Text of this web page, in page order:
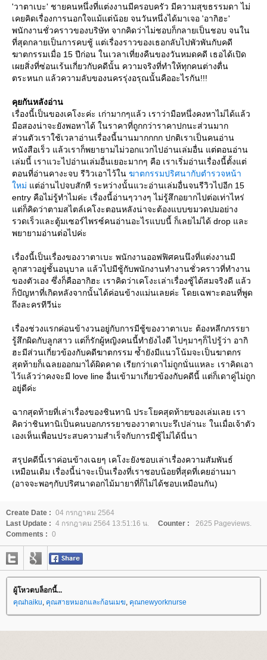
'วาตาเบะ' ชายคนหนึ่งที่แต่งงานมีครอบครัว มีความสุขธรรมดา ไม่
เคยคิดเรื่องการนอกใจแม้แต่น้อย จนวันหนึ่งได้มาเจอ 'อากิฮะ'
พนักงานชั่วคราวของบริษัท จากคิดว่าไม่ชอบก็กลายเป็นชอบ จนใน
ที่สุดกลายเป็นการคบชู้ แต่เรื่องราวของเธอกลับไปพัวพันกับคดี
ฆาตกรรมเมื่อ 15 ปีก่อน ในเวลาเที่ยงคืนของวันหมดคดี เธอได้เปิด
เผยสิ่งที่ซ่อนเร้นเกี่ยวกับคดีนั้น ความจริงที่ทำให้ทุกคนต่างตื่น
ตระหนก แล้วความลับของนครรุ่งอรุณนั้นคืออะไรกัน!!!
คุยกันหลังอ่าน
เรื่องนี้เป็นของเคโงะค่ะ เก่ามากๆแล้ว เราว่ามือหนึ่งคงหาไม่ได้แล้ว
มือสองน่าจะยังพอหาได้ ในราคาที่ถูกกว่าราคาปกนะส่วนมาก
ส่วนตัวเราใช้เวลาอ่านเรื่องนี้นานมากกกก ปกติเราเป็นคนอ่าน
หนังสือเร็ว แล้วเราก็พยายามไม่วอกแวกไปอ่านเล่มอื่น แต่ตอนอ่าน
เล่มนี้ เราแวะไปอ่านเล่มอื่นเยอะมากๆ คือ เราเริ่มอ่านเรื่องนี้ตั้งแต่
ตอนที่อ่านคางะจบ รีวิวเอาไว้ใน ฆาตกรรมปริศนากับตำรวจหน้า
หม่ ต่อ่านไปจบสักที ระหว่างนั้นแวะอ่านเล่มอื่นจนรีวิวไปอีก 15
entry คือไม่รู้ทำไมค่ะ เรื่องนี้อ่านๆวางๆ ไม่รู้สึกอยากไปต่อเท่าไหร่
ต่ก็คิดว่าตามสไตล์เคโงะตอนหลังน่าจะต้องแบบขมวดปมอย่าง
รวดเร็วและตู้มเซอร์ไพรซ์คนอ่านอะไรแบบนี้ ก็เลยไม่ได้ drop และ
พยายามอ่านต่อไปค่ะ
เรื่องนี้เป็นเรื่องของวาตาเบะ พนักงานออฟฟิศคนนึงที่แต่งงานมี
ลูกสาวอยู่ชั้นอนุบาล แล้วไปมีชู้กับพนักงานทำงานชั่วคราวที่ทำงาน
ของตัวเอง ซึ่งก็คืออากิฮะ เราคิดว่าเคโงะเล่าเรื่องชู้ได้สมจริงดี แล้ว
ก็ปัญหาที่เกิดหลังจากนั้นได้ค่อนข้างแม่นเลยค่ะ โดยเฉพาะตอนที่พูด
ถึงละครทีวีน่ะ
เรื่องช่วงแรกค่อนข้างวนอยู่กับการมีชู้ของวาตาเบะ ต้องหลีกภรรยา
รู้สึกผิดกับลูกสาว แต่ก็รักผู้หญิงคนนี้ทำยังไงดี ไปๆมาๆก็ไปรู้ว่า อากิ
ฮะมีส่วนเกี่ยวข้องกับคดีฆาตกรรม ซ้ำยังมีแนวโน้มจะเป็นฆาตกร
สุดท้ายก็เฉลยออกมาได้ผิดคาด เรียกว่าเดาไม่ถูกนั่นแหละ เราคิดเอา
ไว้แล้วว่าคงจะมี love line อื่นเข้ามาเกี่ยวข้องกับคดีนี้ แต่ก็เดาคู่ไม่ถูก
อยู่ดีค่ะ
ฉากสุดท้ายที่เล่าเรื่องของชินทานิ ประโยคสุดท้ายของเล่มเลย เรา
คิดว่าชินทานิเป็นคนบอกภรรยาของวาตาเบะรึเปล่านะ ในเมื่อเจ้าตัว
เองเห็นเพื่อนประสบความสำเร็จกับการมีชู้ไม่ได้นี่นา
สรุปคดีนี้เราค่อนข้างเฉยๆ เคโงะยังชอบเล่าเรื่องความสัมพันธ์
เหมือนเดิม เรื่องนี้น่าจะเป็นเรื่องที่เราชอบน้อยที่สุดที่เคยอ่านมา
(อาจจะพอๆกับปริศนาดอกไม้มายาที่ก็ไม่ได้ชอบเหมือนกัน)
Create Date : 04 กรกฎาคม 2564
Last Update : 4 กรกฎาคม 2564 13:51:16 น. Counter :
2625 Pageviews.
Comments : 0
ผู้โหวตบล็อกนี้...
คุณhaiku, คุณสายหมอกและก้อนเมฆ, คุณnewyorknurse